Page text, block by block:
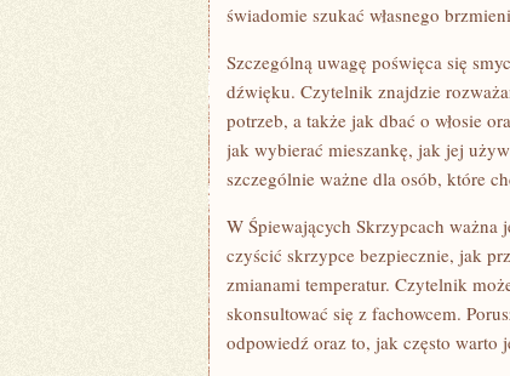
świadomie szukać własnego
Szczególną uwagę poświęca się
dźwięku. Czytelnik znajdzie
potrzeb, a także jak dbać o włosie
jak wybierać mieszankę, jak jej
szczególnie ważne dla osób, które
W Śpiewających Skrzypcach ważna
czyścić skrzypce bezpiecznie, jak
zmianami temperatur. Czytelnik
skonsultować się z fachowcem.
odpowiedź oraz to, jak często